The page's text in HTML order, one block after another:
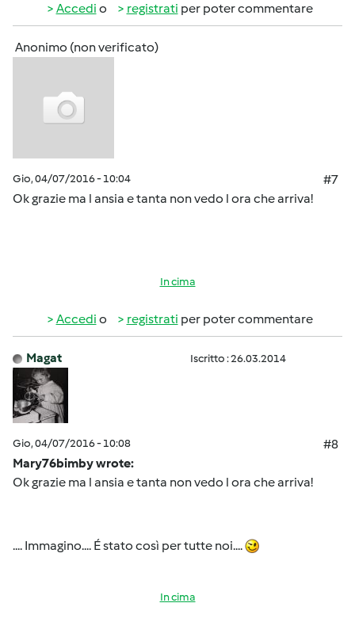
Accedi o registrati per poter commentare
Anonimo (non verificato)
Gio, 04/07/2016 - 10:04
#7
Ok grazie ma l ansia e tanta non vedo l ora che arriva!
In cima
Accedi o registrati per poter commentare
Magat Iscritto : 26.03.2014
Gio, 04/07/2016 - 10:08
#8
Mary76bimby wrote:
Ok grazie ma l ansia e tanta non vedo l ora che arriva!
.... Immagino.... É stato così per tutte noi....
In cima